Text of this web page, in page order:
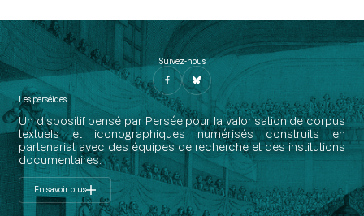
Suivez-nous
Les perséides
Un dispositif pensé par Persée pour la valorisation de corpus
textuels et iconographiques numérisés construits en
partenariat avec des équipes de recherche et des institutions
documentaires.
En savoir plus